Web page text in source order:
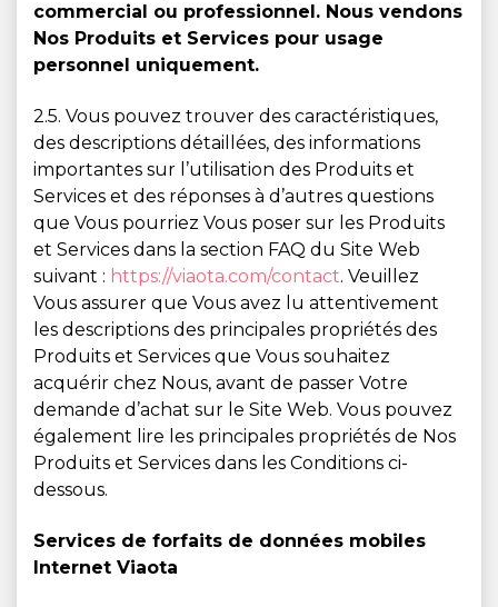
commercial ou professionnel. Nous vendons
Nos Produits et Services pour usage
personnel uniquement.
2.5. Vous pouvez trouver des caractéristiques,
des descriptions détaillées, des informations
importantes sur l’utilisation des Produits et
Services et des réponses à d’autres questions
que Vous pourriez Vous poser sur les Produits
et Services dans la section FAQ du Site Web
suivant : https://viaota.com/contact. Veuillez
Vous assurer que Vous avez lu attentivement
les descriptions des principales propriétés des
Produits et Services que Vous souhaitez
acquérir chez Nous, avant de passer Votre
demande d’achat sur le Site Web. Vous pouvez
également lire les principales propriétés de Nos
Produits et Services dans les Conditions ci-
dessous.
Services de forfaits de données mobiles
Internet Viaota